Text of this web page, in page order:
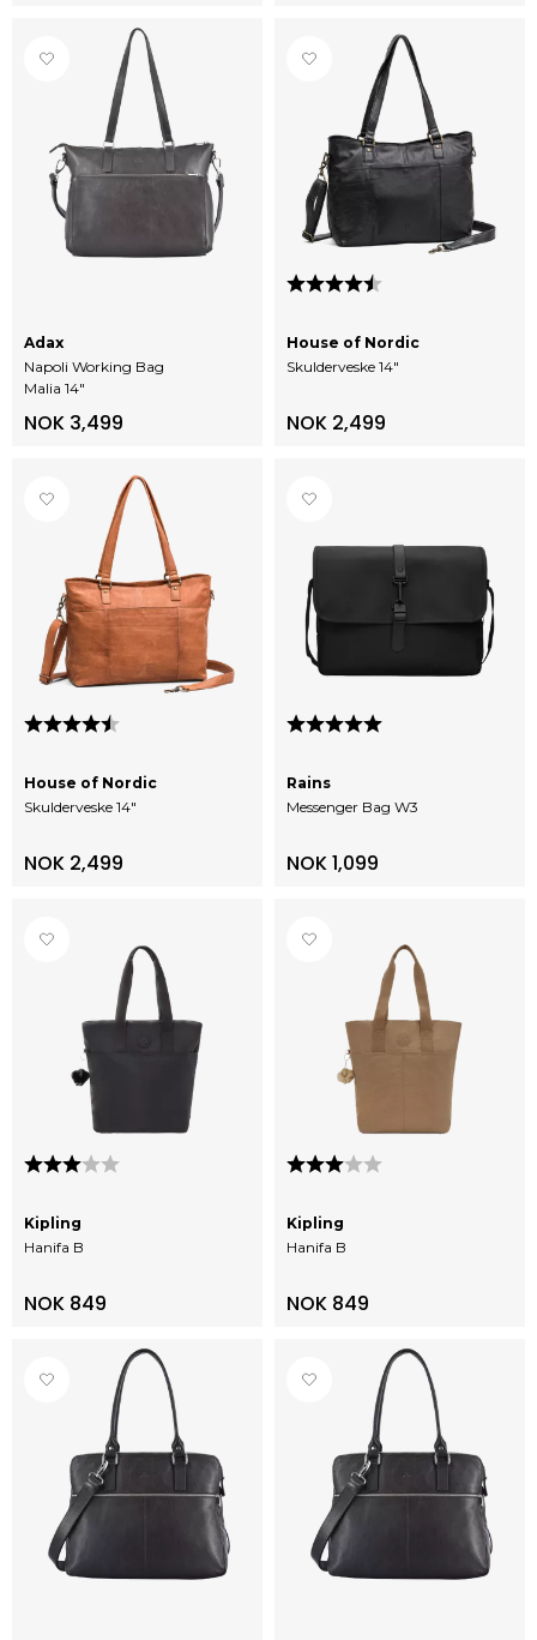
Napoli Working Bag
Malia 14"
Adax
NOK 3,499
Skulderveske 14"
House of Nordic
NOK 2,499
Karakter:
Skulderveske 14"
House of Nordic
NOK 2,499
Karakter:
Messenger Bag W3
Rains
NOK 1,099
Karakter:
Hanifa B
Kipling
NOK 849
Karakter:
Hanifa B
Kipling
NOK 849
Karakter: